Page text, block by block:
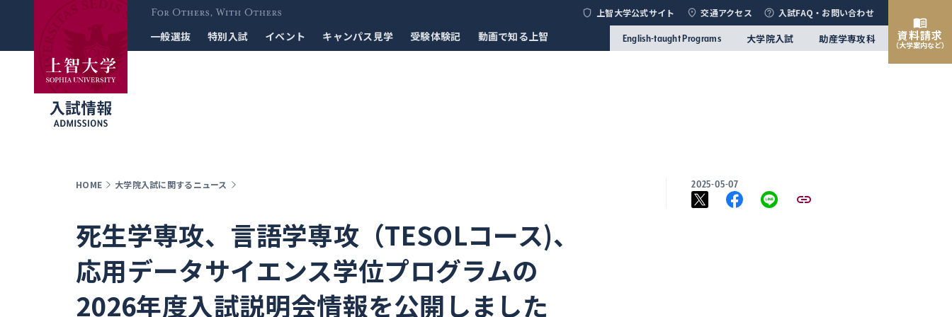
For Others, With
Others
上智大学公式サイト 交通アクセス 入試FAQ・お問い合わせ
一般選抜 特別入試 イベント キャンパス見学 受験体験記 動画で知る上智 English-taught Programs 大学院入試 助産学専攻科 資料請求
（大学案内など）
HOME 大学院入試に関するニュース
死生学専攻、言語学専攻（TESOLコース)、
応用データサイエンス学位プログラムの
2026年度入試説明会情報を公開しました
2025-05-07